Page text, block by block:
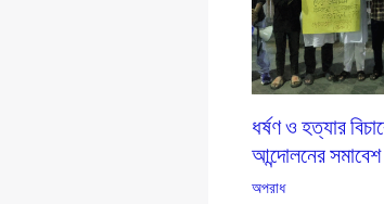
ধর্ষণ ও হত্যার
আন্দোলনের সমাবেশ
অপরাধ